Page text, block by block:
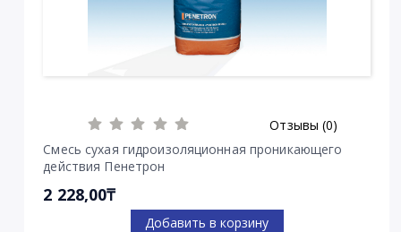
Отзывы (0)
Смесь сухая гидроизоляционная проникающего
действия Пенетрон
2 228,00₸
Добавить в корзину